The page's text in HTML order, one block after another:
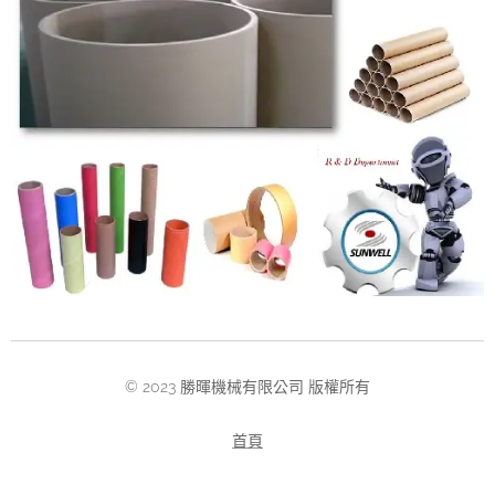
© 2023 勝暉機械有限公司 版權所有
首頁